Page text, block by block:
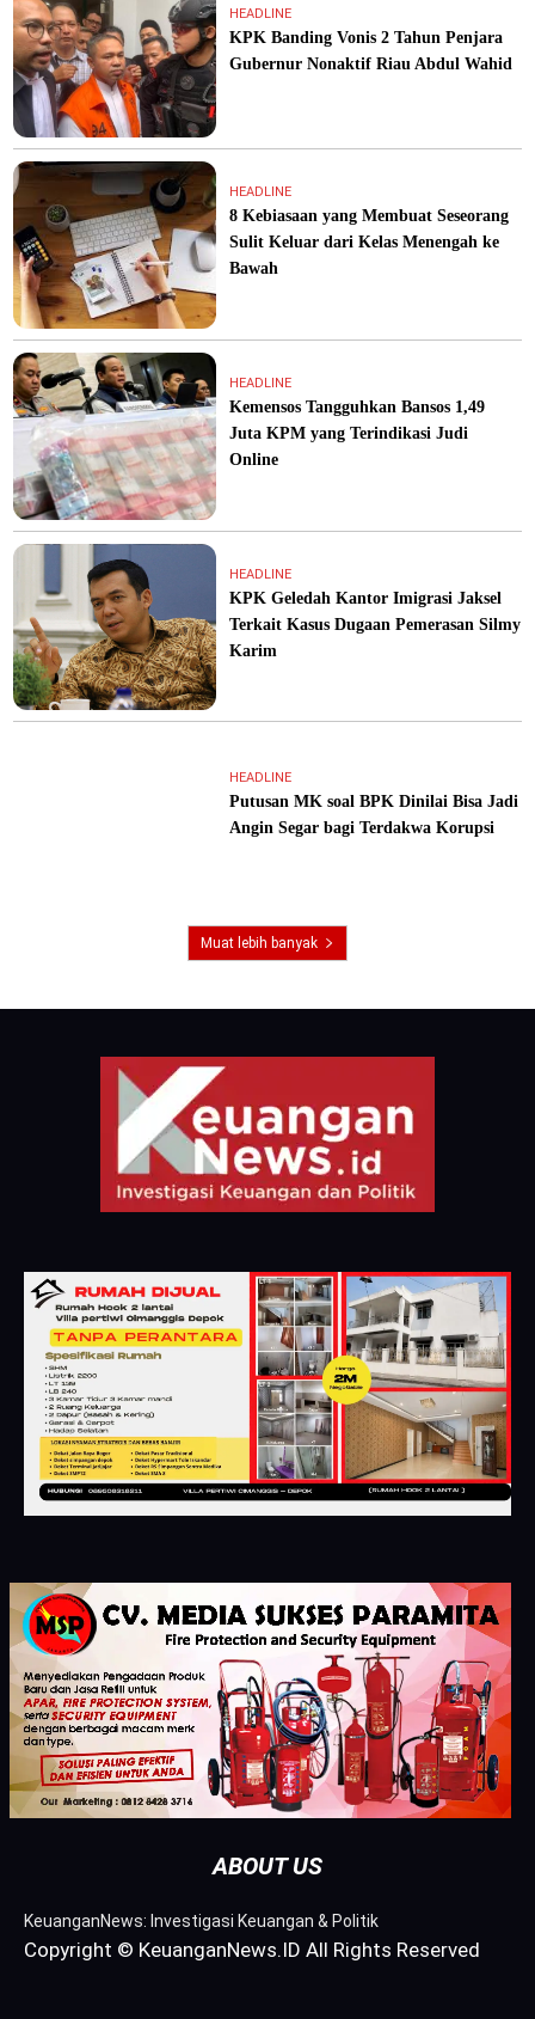
HEADLINE
KPK Banding Vonis 2 Tahun Penjara
Gubernur Nonaktif Riau Abdul Wahid
HEADLINE
8 Kebiasaan yang Membuat Seseorang
Sulit Keluar dari Kelas Menengah ke
Bawah
HEADLINE
Kemensos Tangguhkan Bansos 1,49
Juta KPM yang Terindikasi Judi
Online
HEADLINE
KPK Geledah Kantor Imigrasi Jaksel
Terkait Kasus Dugaan Pemerasan Silmy
Karim
HEADLINE
Putusan MK soal BPK Dinilai Bisa Jadi
Angin Segar bagi Terdakwa Korupsi
Muat lebih banyak
ABOUT US
KeuanganNews: Investigasi Keuangan & Politik
Copyright © KeuanganNews.ID All Rights Reserved